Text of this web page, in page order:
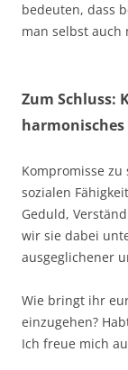
bedeuten, dass
man selbst auch
Zum Schluss:
Kompromisse
sozialen
Geduld,
wir sie dabei
ausgeglichener
Wie bringt ihr
einzugehen?
Ich freue mich